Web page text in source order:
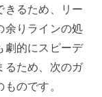
きるため、リー
余りラインの処
劇的にスピーデ
るため、次のガ
のです。